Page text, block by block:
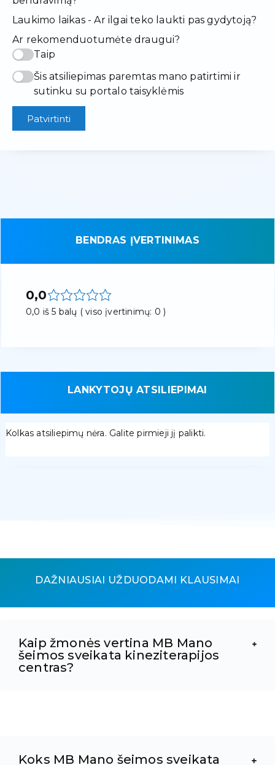
Laukimo laikas - Ar ilgai teko laukti pas gydytoją?
Ar rekomenduotumėte draugui?
Taip
Šis atsiliepimas paremtas mano patirtimi ir
sutinku su portalo taisyklėmis
Patvirtinti
BENDRAS ĮVERTINIMAS
0,0
0,0 iš 5 balų ( viso įvertinimų: 0 )
LANKYTOJŲ ATSILIEPIMAI
Kolkas atsiliepimų nėra. Galite pirmieji jį palikti.
DAŽNIAUSIAI UŽDUODAMI KLAUSIMAI
Kaip žmonės vertina MB Mano
šeimos sveikata kineziterapijos
centras?
Koks MB Mano šeimos sveikata